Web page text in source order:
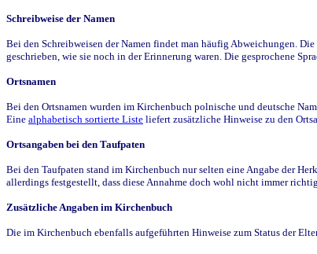
Schreibweise der Namen
Bei den Schreibweisen der Namen findet man häufig Abweichungen.
geschrieben, wie sie noch in der Erinnerung waren. Die gesprochene
Ortsnamen
Bei den Ortsnamen wurden im Kirchenbuch polnische und deutsche
Eine alphabetisch sortierte Liste liefert zusätzliche Hinweise zu den
Ortsangaben bei den Taufpaten
Bei den Taufpaten stand im Kirchenbuch nur selten eine Angabe der
allerdings festgestellt, dass diese Annahme doch wohl nicht immer
Zusätzliche Angaben im Kirchenbuch
Die im Kirchenbuch ebenfalls aufgeführten Hinweise zum Status der